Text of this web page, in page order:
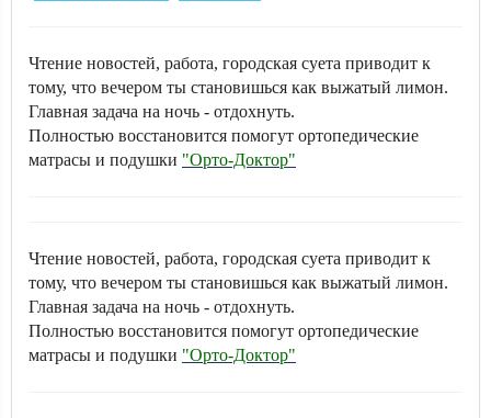
Чтение новостей, работа, городская суета приводит к
тому, что вечером ты становишься как выжатый лимон.
Главная задача на ночь - отдохнуть.
Полностью восстановится помогут ортопедические
матрасы и подушки "Орто-Доктор"
Чтение новостей, работа, городская суета приводит к
тому, что вечером ты становишься как выжатый лимон.
Главная задача на ночь - отдохнуть.
Полностью восстановится помогут ортопедические
матрасы и подушки "Орто-Доктор"